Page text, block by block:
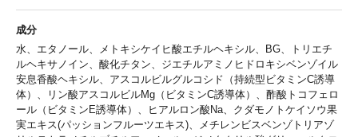
成分
水、エタノール、メトキシケイヒ酸エチルヘキシル、BG、トリエチ
ルヘキサノイン、酸化チタン、ジエチルアミノヒドロキシベンゾイル
安息香酸ヘキシル、アスコルビルグルコシド（持続型ビタミンC誘導
体）、リン酸アスコルビルMg（ビタミンC誘導体）、酢酸トコフェロ
ール（ビタミンE誘導体）、ヒアルロン酸Na、クダモノトケイソウ果
実エキス(パッションフルーツエキス)、メチレンビスベンゾトリアゾ